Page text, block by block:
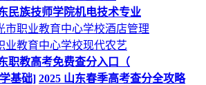
民族技师学院机电技术专业
市职业教育中心学校酒店管理
业教育中心学校现代农艺
职教高考免费查分入口（
基础] 2025 山东春季高考查分全攻略